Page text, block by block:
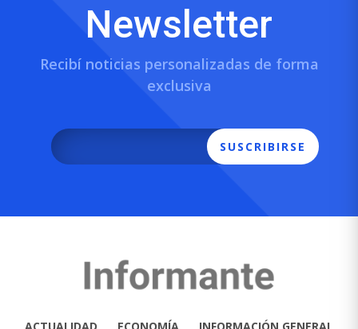
Newsletter
Recibí noticias personalizadas de forma
exclusiva
SUSCRIBIRSE
ACTUALIDAD ECONOMÍA INFORMACIÓN GENERAL